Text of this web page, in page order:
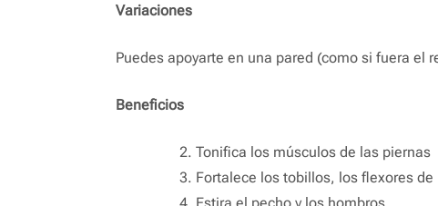
Variaciones
Puedes apoyarte en una pared (como si fuera el
Beneficios
Tonifica los músculos de las piernas
Fortalece los tobillos, los flexores de